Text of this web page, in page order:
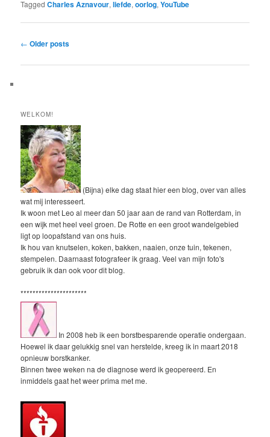
Tagged Charles Aznavour,liefde,oorlog,YouTube
Post
← Older posts
WELKOM!
(Bijna) elke dag staat hier een blog, over van alles
wat mij interesseert.
Ik woon met Leo al meer dan 50 jaar aan de rand van Rotterdam, in
een wijk met heel veel groen. De Rotte en een groot wandelgebied
ligt op loopafstand van ons huis.
Ik hou van knutselen, koken, bakken, naaien, onze tuin, tekenen,
stempelen. Daarnaast fotografeer ik graag. Veel van mijn foto's
gebruik ik dan ook voor dit blog.
**********************
In 2008 heb ik een borstbesparende operatie ondergaan.
Hoewel ik daar gelukkig snel van herstelde, kreeg ik in maart 2018
opnieuw borstkanker.
Binnen twee weken na de diagnose werd ik geopereerd. En
inmiddels gaat het weer prima met me.